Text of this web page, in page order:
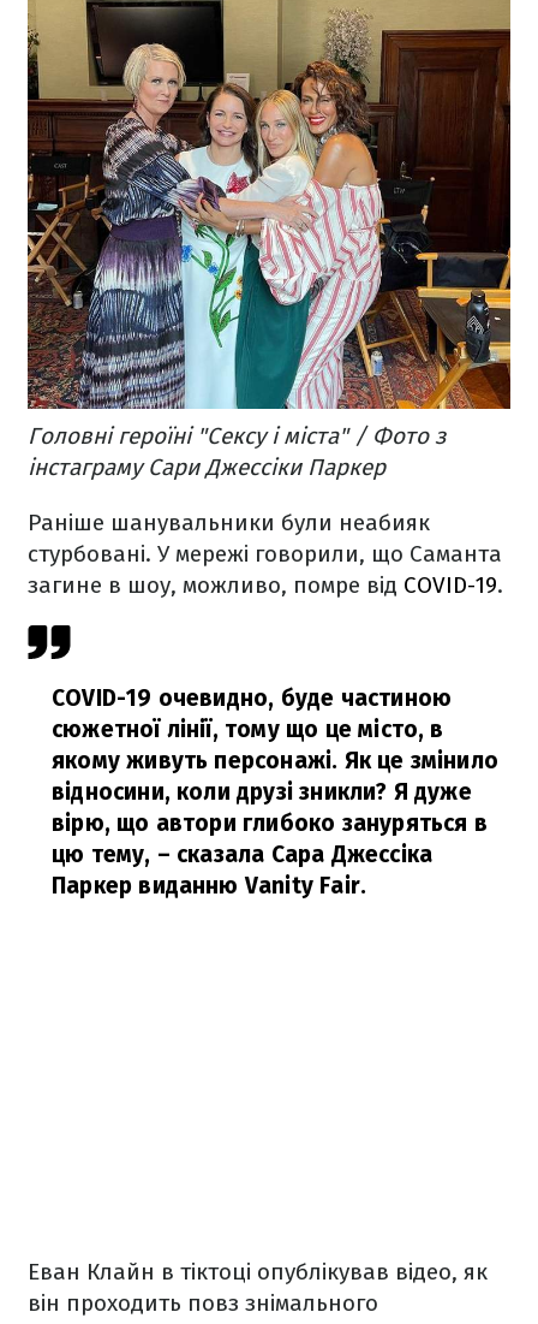
Головні героїні "Сексу і міста" / Фото з
інстаграму Сари Джессіки Паркер
Раніше шанувальники були неабияк
стурбовані. У мережі говорили, що Саманта
загине в шоу, можливо, помре від COVID-19.
COVID-19 очевидно, буде частиною
сюжетної лінії, тому що це місто, в
якому живуть персонажі. Як це змінило
відносини, коли друзі зникли? Я дуже
вірю, що автори глибоко зануряться в
цю тему, – сказала Сара Джессіка
Паркер виданню Vanity Fair.
Еван Клайн в тіктоці опублікував відео, як
він проходить повз знімального